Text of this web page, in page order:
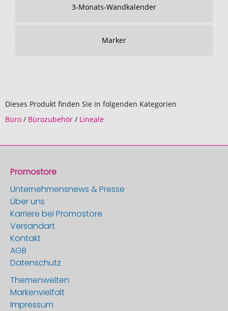
3-Monats-Wandkalender
Marker
Dieses Produkt finden Sie in folgenden Kategorien
Büro / Bürozubehör / Lineale
Promostore
Unternehmensnews & Presse
Über uns
Karriere bei Promostore
Versandart
Kontakt
AGB
Datenschutz
Themenwelten
Markenvielfalt
Impressum